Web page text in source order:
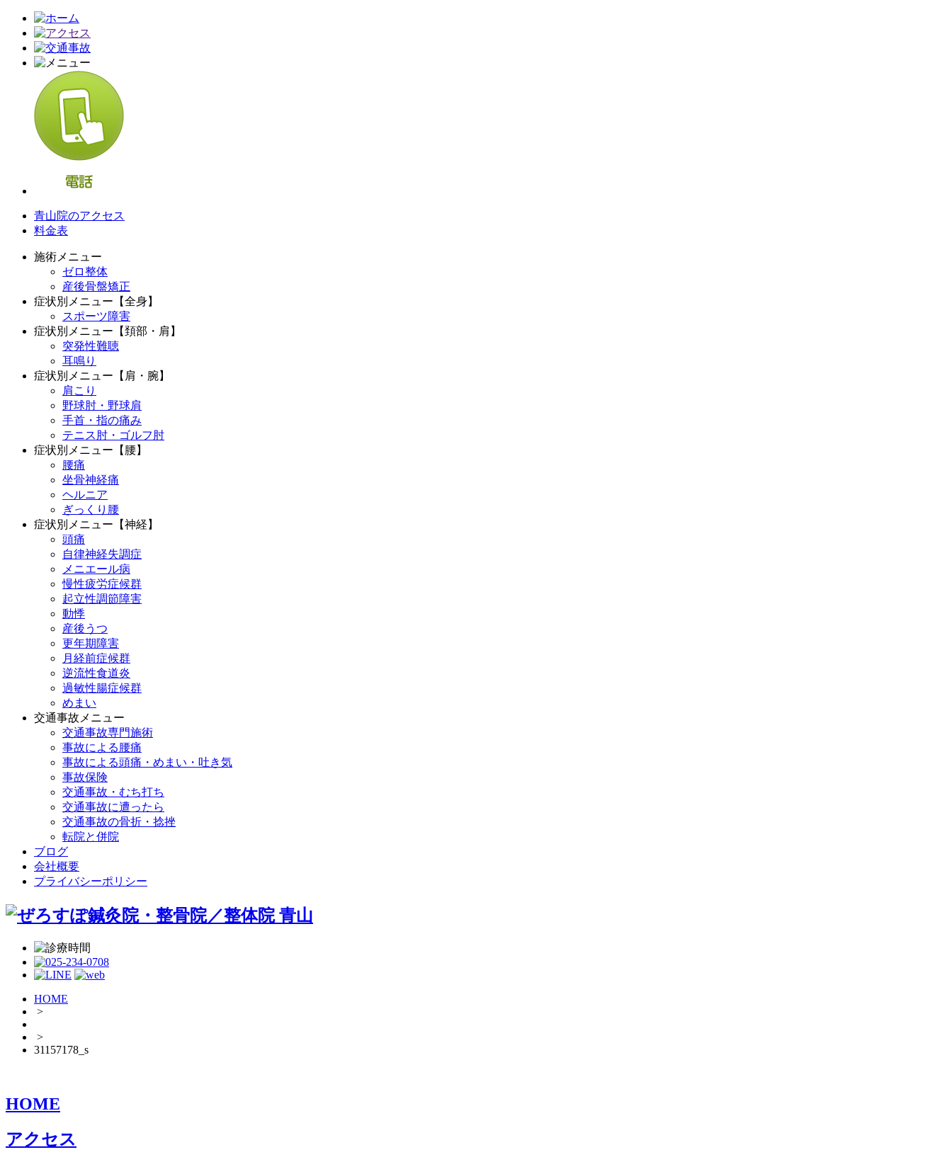
青山院のアクセス
料金表
施術メニュー
ゼロ整体
産後骨盤矯正
症状別メニュー【全身】
スポーツ障害
症状別メニュー【頚部・肩】
突発性難聴
耳鳴り
症状別メニュー【肩・腕】
肩こり
野球肘・野球肩
手首・指の痛み
テニス肘・ゴルフ肘
症状別メニュー【腰】
腰痛
坐骨神経痛
ヘルニア
ぎっくり腰
症状別メニュー【神経】
頭痛
自律神経失調症
メニエール病
慢性疲労症候群
起立性調節障害
動悸
産後うつ
更年期障害
月経前症候群
逆流性食道炎
過敏性腸症候群
めまい
交通事故メニュー
交通事故専門施術
事故による腰痛
事故による頭痛・めまい・吐き気
事故保険
交通事故・むち打ち
交通事故に遭ったら
交通事故の骨折・捻挫
転院と併院
ブログ
会社概要
プライバシーポリシー
HOME
>
>
31157178_s
HOME
アクセス